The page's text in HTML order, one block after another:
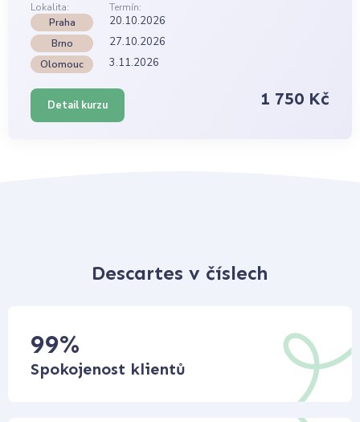
Lokalita:
Termín:
Praha
20.10.2026
Brno 27.10.2026
Olomouc 3.11.2026
Detail kurzu 1 750 Kč
Descartes v číslech
99%
Spokojenost klientů